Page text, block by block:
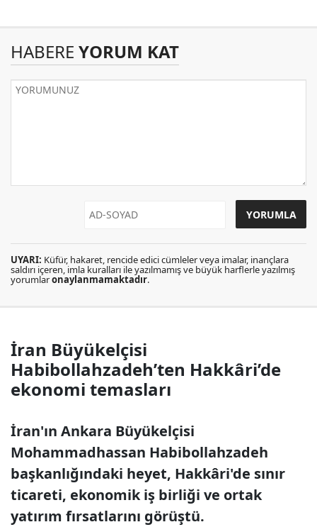
HABERE YORUM KAT
UYARI: Küfür, hakaret, rencide edici cümleler veya imalar, inançlara
saldırı içeren, imla kuralları ile yazılmamış ve büyük harflerle yazılmış
yorumlaronaylanmamaktadır.
İran Büyükelçisi
Habibollahzadeh’ten Hakkâri’de
ekonomi temasları
İran'ın Ankara Büyükelçisi
Mohammadhassan Habibollahzadeh
başkanlığındaki heyet, Hakkâri'de sınır
ticareti, ekonomik iş birliği ve ortak
yatırım fırsatlarını görüştü.